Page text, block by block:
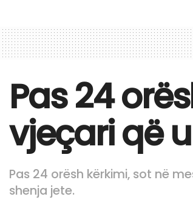
Pas 24
vjeçari që
Pas 24 orësh kërkimi, sot në
shenja jete.